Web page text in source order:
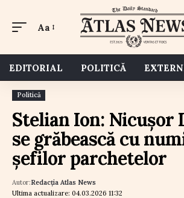
Aa
EDITORIAL POLITICĂ
Politică
Stelian Ion: Nicușor
se grăbească cu
șefilor parchetelor
Ultima actualizare: 04.03.2026 11:32
Autor:Redacția Atlas News